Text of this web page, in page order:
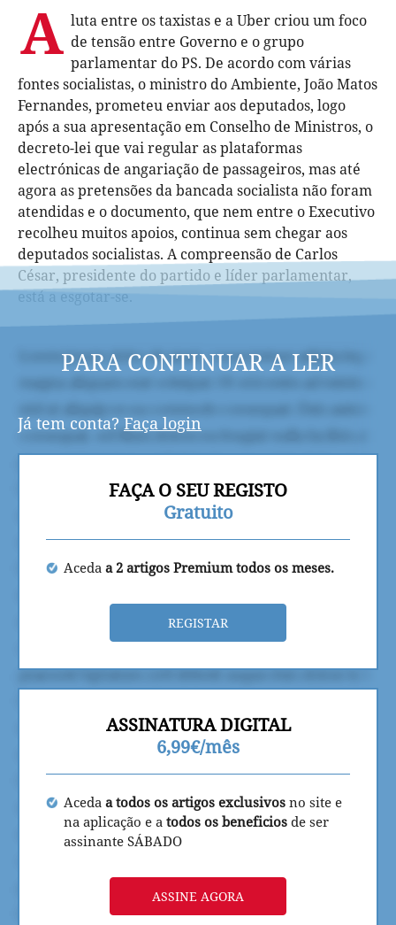
A luta entre os taxistas e a Uber criou um foco
de tensão entre Governo e o grupo
parlamentar do PS. De acordo com várias
fontes socialistas, o ministro do Ambiente, João Matos
Fernandes, prometeu enviar aos deputados, logo
após a sua apresentação em Conselho de Ministros, o
decreto-lei que vai regular as plataformas
electrónicas de angariação de passageiros, mas até
agora as pretensões da bancada socialista não foram
atendidas e o documento, que nem entre o Executivo
recolheu muitos apoios, continua sem chegar aos
deputados socialistas. A compreensão de Carlos
César, presidente do partido e líder parlamentar,
está a esgotar-se.
PARA CONTINUAR A LER
Já tem conta? Faça login
FAÇA O SEU REGISTO
Gratuito
Aceda a 2 artigos Premium todos os meses.
REGISTAR
ASSINATURA DIGITAL
6,99€/mês
Aceda a todos os artigos exclusivos no site e
na aplicação e a todos os beneficios de ser
assinante SÁBADO
ASSINE AGORA